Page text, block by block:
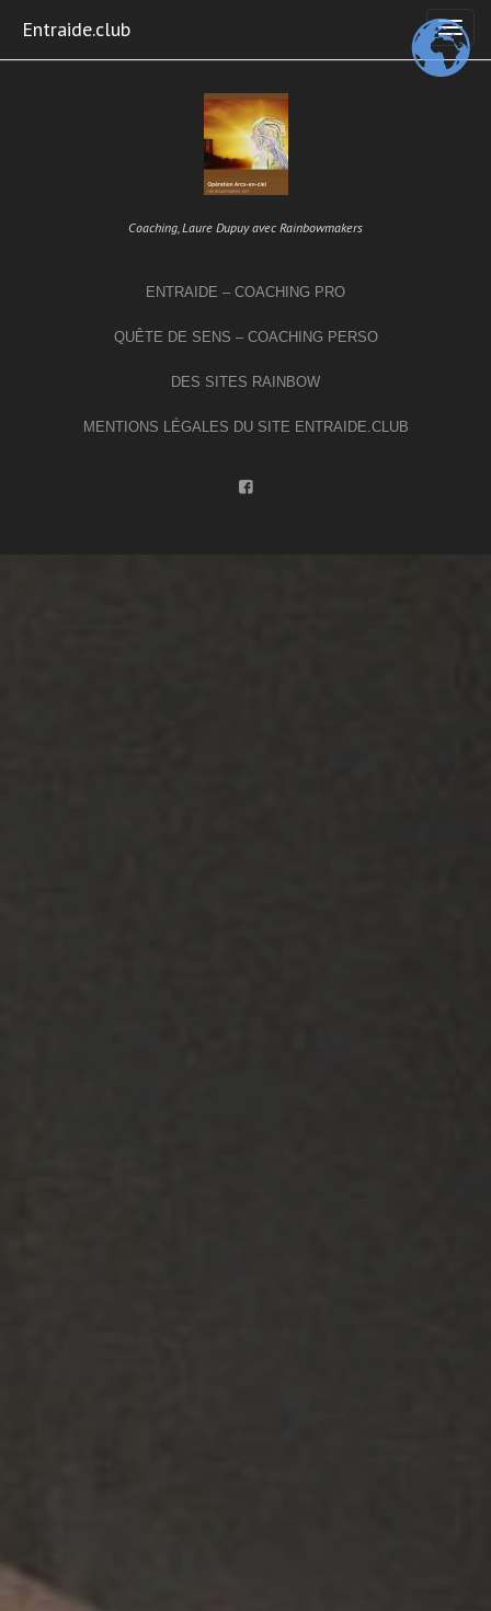
Entraide.club
Coaching, Laure Dupuy avec Rainbowmakers
ENTRAIDE – COACHING PRO
QUÊTE DE SENS – COACHING PERSO
DES SITES RAINBOW
MENTIONS LÉGALES DU SITE ENTRAIDE.CLUB